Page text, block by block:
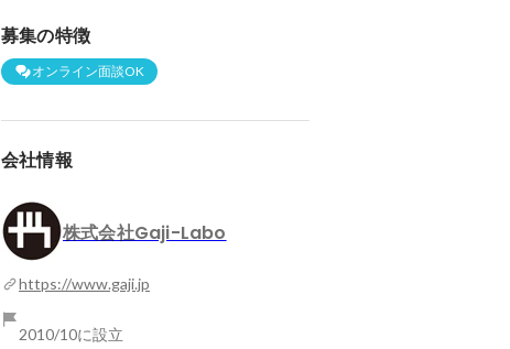
募集の特徴
オンライン面談OK
会社情報
株式会社Gaji-Labo
https://www.gaji.jp
2010/10に設立